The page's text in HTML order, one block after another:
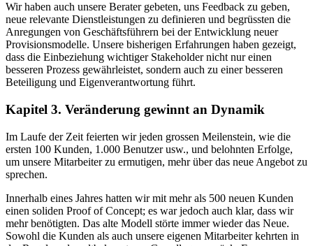
Wir haben auch unsere Berater gebeten, uns Feedback zu geben,
neue relevante Dienstleistungen zu definieren und begrüssten die
Anregungen von Geschäftsführern bei der Entwicklung neuer
Provisionsmodelle. Unsere bisherigen Erfahrungen haben gezeigt,
dass die Einbeziehung wichtiger Stakeholder nicht nur einen
besseren Prozess gewährleistet, sondern auch zu einer besseren
Beteiligung und Eigenverantwortung führt.
Kapitel 3. Veränderung gewinnt an Dynamik
Im Laufe der Zeit feierten wir jeden grossen Meilenstein, wie die
ersten 100 Kunden, 1.000 Benutzer usw., und belohnten Erfolge,
um unsere Mitarbeiter zu ermutigen, mehr über das neue Angebot zu
sprechen.
Innerhalb eines Jahres hatten wir mit mehr als 500 neuen Kunden
einen soliden Proof of Concept; es war jedoch auch klar, dass wir
mehr benötigten. Das alte Modell störte immer wieder das Neue.
Sowohl die Kunden als auch unsere eigenen Mitarbeiter kehrten in